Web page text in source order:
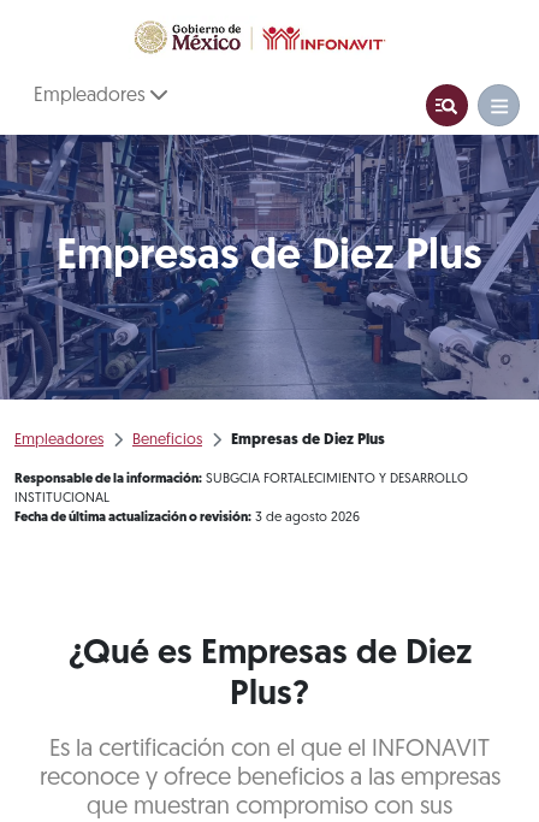
Empleadores
Empresas de Diez Plus
Empleadores Beneficios Empresas de Diez Plus
Responsable de la información: SUBGCIA FORTALECIMIENTO Y DESARROLLO
INSTITUCIONAL
Fecha de última actualización o revisión: 3 de agosto 2026
¿Qué es Empresas de Diez
Plus?
Es la certificación con el que el INFONAVIT
reconoce y ofrece beneficios a las empresas
que muestran compromiso con sus